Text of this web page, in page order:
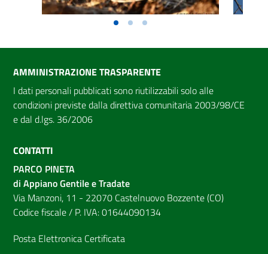
AMMINISTRAZIONE TRASPARENTE
I dati personali pubblicati sono riutilizzabili solo alle
condizioni previste dalla direttiva comunitaria 2003/98/CE
e dal d.lgs. 36/2006
CONTATTI
PARCO PINETA
di Appiano Gentile e Tradate
Via Manzoni, 11 - 22070 Castelnuovo Bozzente (CO)
Codice fiscale / P. IVA: 01644090134
Posta Elettronica Certificata